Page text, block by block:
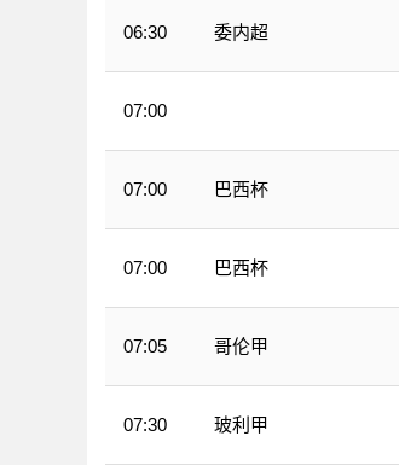
06:30 委内超
07:00
07:00 巴西杯
07:00 巴西杯
07:05 哥伦甲
07:30 玻利甲